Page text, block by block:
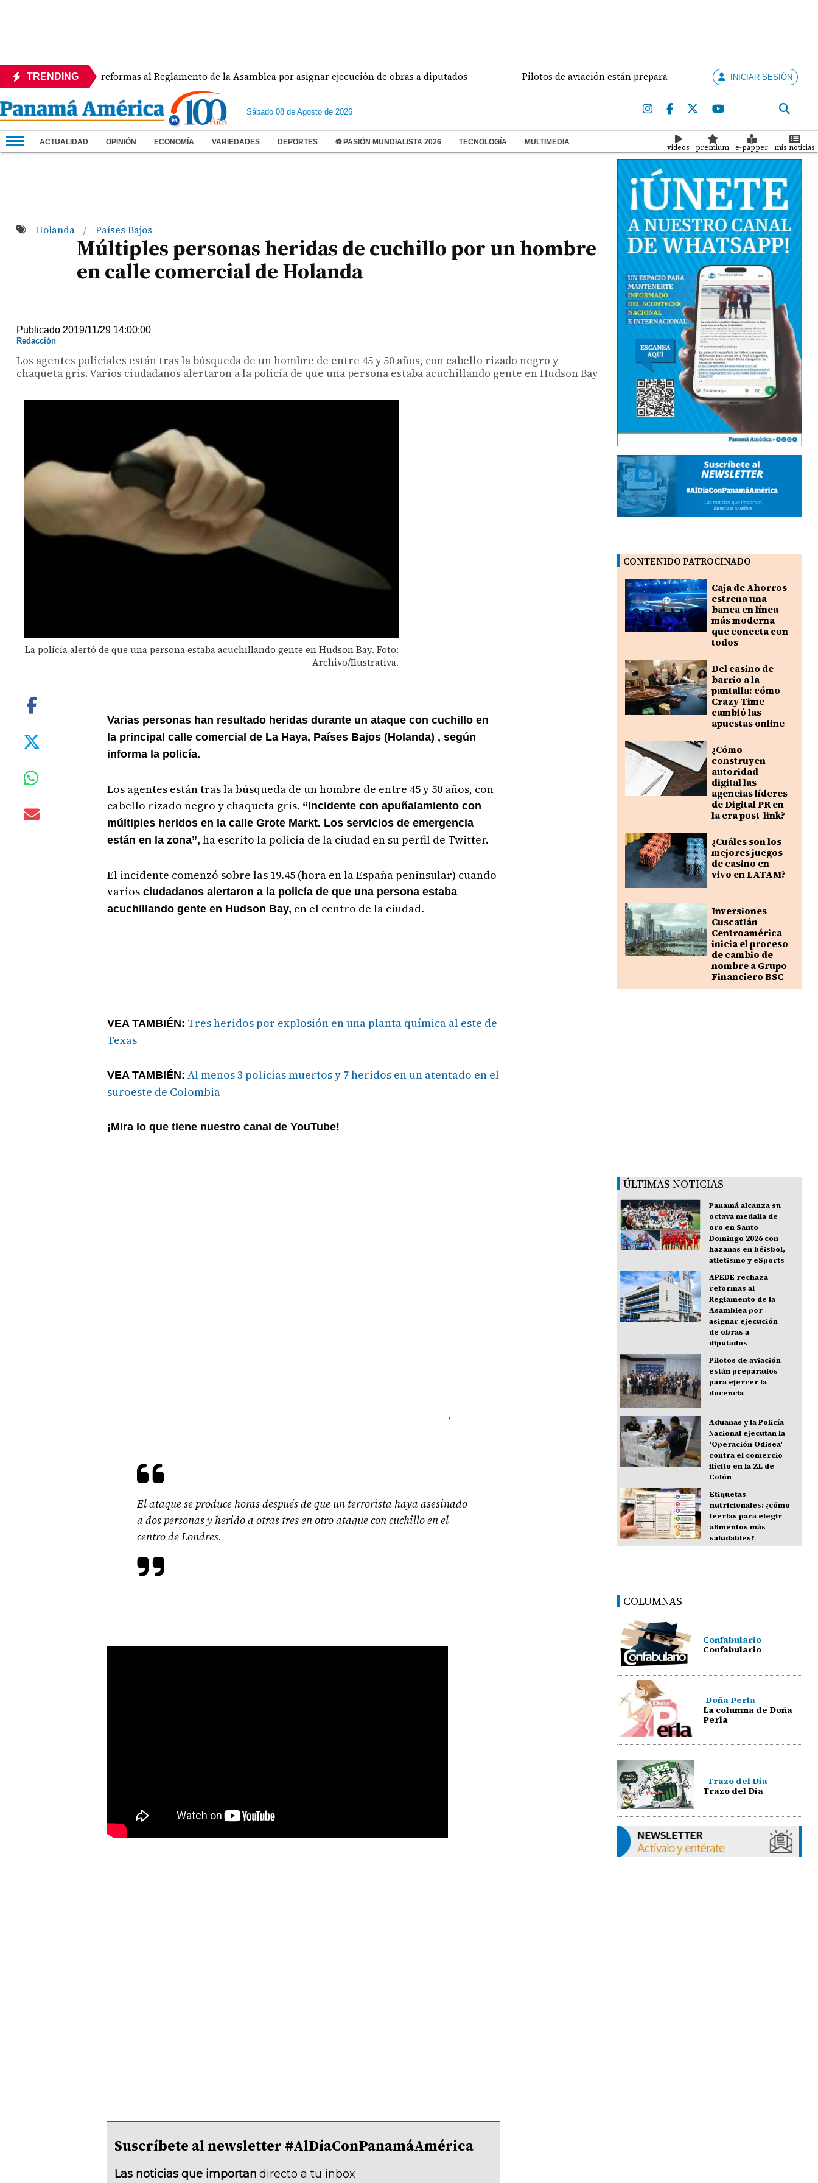
TRENDING
APEDE rechaza reformas al Reglamento de la Asamblea por asignar ejecución de obras a diputados Pilotos de aviación están preparados para ejercer la docenciaINICIAR SESIÓN
Sábado 08 de Agosto de 2026
ACTUALIDAD OPINIÓN ECONOMÍA VARIEDADES DEPORTES ⚽ PASIÓN MUNDIALISTA 2026 TECNOLOGÍA MULTIMEDIA
videos premium e-papper mis noticias
Holanda / Países Bajos
Múltiples personas heridas de cuchillo por un hombre
en calle comercial de Holanda
Publicado 2019/11/29 14:00:00
Redacción
Los agentes policiales están tras la búsqueda de un hombre de entre 45 y 50 años, con cabello rizado negro y
chaqueta gris. Varios ciudadanos alertaron a la policía de que una persona estaba acuchillando gente en Hudson Bay
La policía alertó de que una persona estaba acuchillando gente en Hudson Bay. Foto:
Archivo/Ilustrativa.
Varias personas han resultado heridas durante un ataque con cuchillo en
la principal calle comercial de La Haya, Países Bajos (Holanda) , según
informa la policía.
Los agentes están tras la búsqueda de un hombre de entre 45 y 50 años, con
cabello rizado negro y chaqueta gris. “Incidente con apuñalamiento con
múltiples heridos en la calle Grote Markt. Los servicios de emergencia
están en la zona”, ha escrito la policía de la ciudad en su perfil de Twitter.
El incidente comenzó sobre las 19.45 (hora en la España peninsular) cuando
variosciudadanos alertaron a la policía de que una persona estaba
acuchillando gente en Hudson Bay, en el centro de la ciudad.
VEA TAMBIÉN: Tres heridos por explosión en una planta química al este de
Texas
VEA TAMBIÉN: Al menos 3 policías muertos y 7 heridos en un atentado en el
suroeste de Colombia
¡Mira lo que tiene nuestro canal de YouTube!
'
El ataque se produce horas después de que un terrorista haya asesinado
a dos personas y herido a otras tres en otro ataque con cuchillo en el
centro de Londres.
Suscríbete al newsletter #AlDíaConPanamáAmérica
Las noticias que importan directo a tu inbox
CONTENIDO PATROCINADO
Caja de Ahorros
estrena una
banca en línea
más moderna
que conecta con
todos
Del casino de
barrio a la
pantalla: cómo
Crazy Time
cambió las
apuestas online
¿Cómo
construyen
autoridad
digital las
agencias líderes
de Digital PR en
la era post-link?
¿Cuáles son los
mejores juegos
de casino en
vivo en LATAM?
Inversiones
Cuscatlán
Centroamérica
inicia el proceso
de cambio de
nombre a Grupo
Financiero BSC
ÚLTIMAS NOTICIAS
Panamá alcanza su
octava medalla de
oro en Santo
Domingo 2026 con
hazañas en béisbol,
atletismo y eSports
APEDE rechaza
reformas al
Reglamento de la
Asamblea por
asignar ejecución
de obras a
diputados
Pilotos de aviación
están preparados
para ejercer la
docencia
Aduanas y la Policía
Nacional ejecutan la
'Operación Odisea'
contra el comercio
ilícito en la ZL de
Colón
Etiquetas
nutricionales: ¿cómo
leerlas para elegir
alimentos más
saludables?
COLUMNAS
Confabulario
Confabulario
Doña Perla
La columna de Doña
Perla
Trazo del Día
Trazo del Día